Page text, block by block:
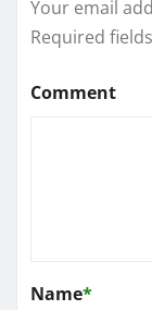
Your email
Required
Comment
Name*